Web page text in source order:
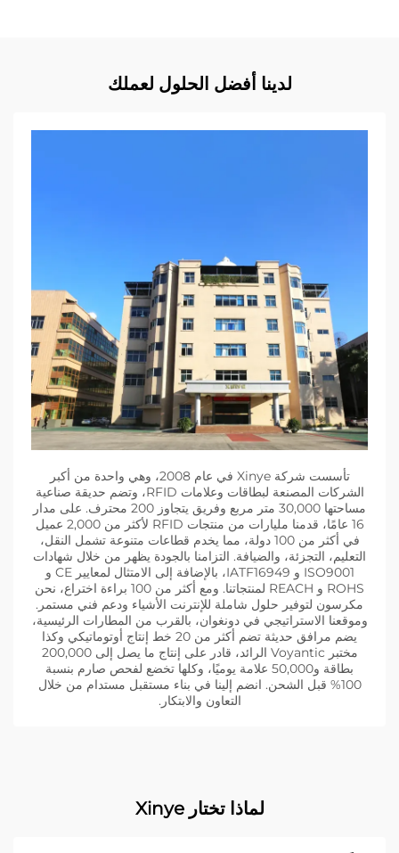
لدينا أفضل الحلول لعملك
تأسست شركة Xinye في عام 2008، وهي واحدة من أكبر
الشركات المصنعة لبطاقات وعلامات RFID، وتضم حديقة صناعية
مساحتها 30,000 متر مربع وفريق يتجاوز 200 محترف. على مدار
16 عامًا، قدمنا مليارات من منتجات RFID لأكثر من 2,000 عميل
في أكثر من 100 دولة، مما يخدم قطاعات متنوعة تشمل النقل،
التعليم، التجزئة، والضيافة. التزامنا بالجودة يظهر من خلال شهادات
ISO9001 و IATF16949، بالإضافة إلى الامتثال لمعايير CE و
ROHS و REACH لمنتجاتنا. ومع أكثر من 100 براءة اختراع، نحن
مكرسون لتوفير حلول شاملة للإنترنت الأشياء ودعم فني مستمر.
وموقعنا الاستراتيجي في دونغوان، بالقرب من المطارات الرئيسية،
يضم مرافق حديثة تضم أكثر من 20 خط إنتاج أوتوماتيكي وكذا
مختبر Voyantic الرائد، قادر على إنتاج ما يصل إلى 200,000
بطاقة و50,000 علامة يوميًا، وكلها تخضع لفحص صارم بنسبة
100% قبل الشحن. انضم إلينا في بناء مستقبل مستدام من خلال
التعاون والابتكار.
لماذا تختار Xinye